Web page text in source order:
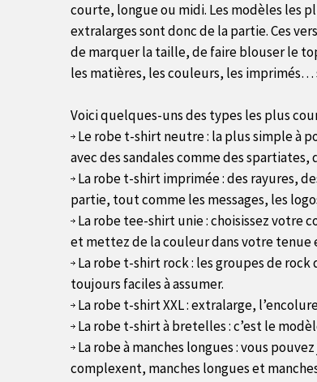
courte, longue ou midi. Les modèles les
extralarges sont donc de la partie. Ces
de marquer la taille, de faire blouser le
les matières, les couleurs, les
Voici quelques-uns des types les plus
Le robe t-shirt neutre : la plus simple à
avec des sandales comme des
La robe t-shirt imprimée : des rayures,
partie, tout comme les messages, les
La robe tee-shirt unie : choisissez votre
et mettez de la couleur dans votre tenue
La robe t-shirt rock : les groupes de
toujours faciles à assumer.
La robe t-shirt XXL : extralarge,
La robe t-shirt à bretelles : c’est le
La robe à manches longues : vous
complexent, manches longues et